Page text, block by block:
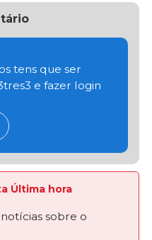
tens que ser
e fazer login
Última hora
sobre o